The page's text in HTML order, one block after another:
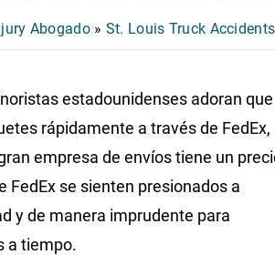
Abogado» St. Louis Truck
estadounidenses adoran que
rápidamente a través de FedEx,
empresa de envíos tiene un
FedEx se sienten presionados a
y de manera imprudente para
a tiempo.